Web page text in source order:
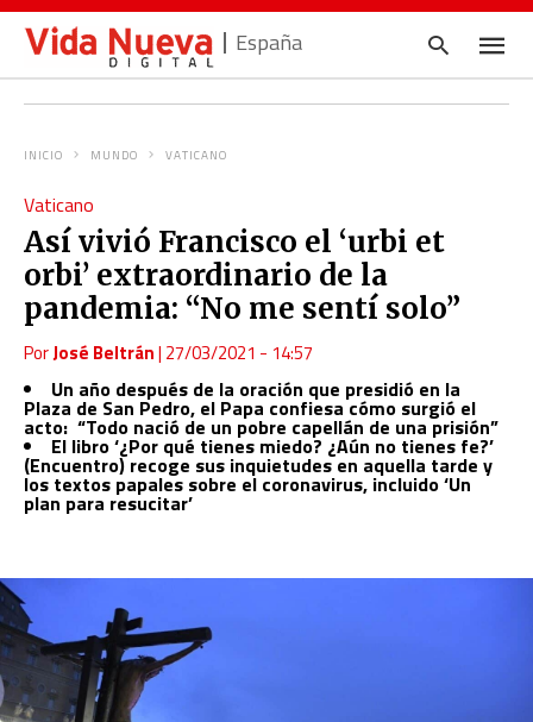
España
INICIO MUNDO VATICANO
Vaticano
Así vivió Francisco el ‘urbi et
orbi’ extraordinario de la
pandemia: “No me sentí solo”
PorJosé Beltrán| 27/03/2021 - 14:57
Un año después de la oración que presidió en la
Plaza de San Pedro, el Papa confiesa cómo surgió el
acto: “Todo nació de un pobre capellán de una prisión”
El libro ‘¿Por qué tienes miedo? ¿Aún no tienes fe?’
(Encuentro) recoge sus inquietudes en aquella tarde y
los textos papales sobre el coronavirus, incluido ‘Un
plan para resucitar’